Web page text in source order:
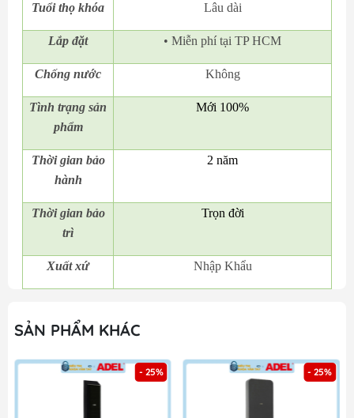
Tuổi thọ khóa Lâu dài
Lắp đặt • Miễn phí tại TP HCM
Chống nước Không
Tình trạng sản
phẩm
Mới 100%
Thời gian bảo
hành
2 năm
Thời gian bảo
trì
Trọn đời
Xuất xứ Nhập Khẩu
SẢN PHẨM KHÁC
- 25% - 25%